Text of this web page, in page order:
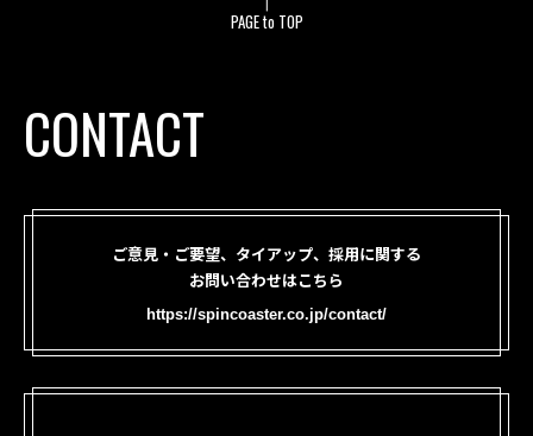
PAGE to TOP
CONTACT
ご意見・ご要望、タイアップ、採用に関する
お問い合わせはこちら
https://spincoaster.co.jp/contact/